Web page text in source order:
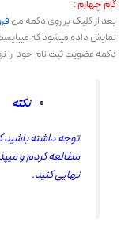
گام چهارم :
بعد از کلیک بر روی دکمه من
نمایش داده میشود که
دکمه عضویت ثبت نام خود را
نکته
توجه داشته باشید
مطالعه کردم و
نهایی کنید.